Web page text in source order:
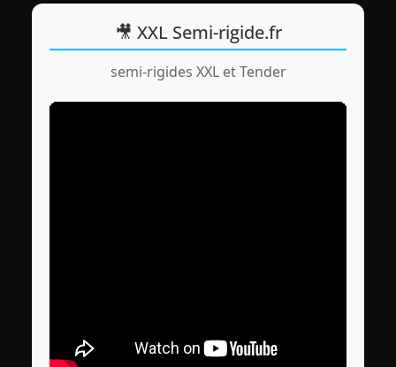
🎥 XXL Semi-rigide.fr
semi-rigides XXL et Tender